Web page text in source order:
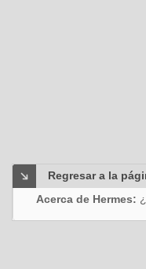
Regresar a la
Acerca de Hermes: